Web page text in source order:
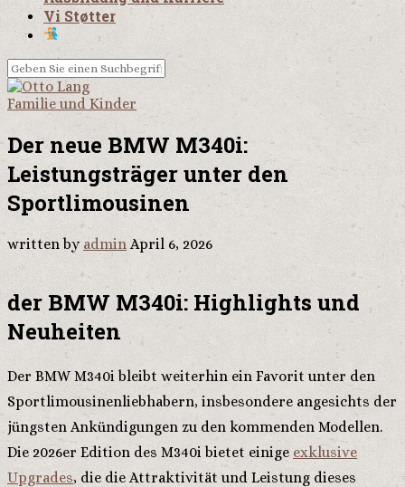
Vi Støtter
Familie und Kinder
Der neue BMW M340i:
Leistungsträger unter den
Sportlimousinen
written by admin April 6, 2026
der BMW M340i: Highlights und
Neuheiten
Der BMW M340i bleibt weiterhin ein Favorit unter den
Sportlimousinenliebhabern, insbesondere angesichts der
jüngsten Ankündigungen zu den kommenden Modellen.
Die 2026er Edition des M340i bietet einige exklusive
Upgrades, die die Attraktivität und Leistung dieses